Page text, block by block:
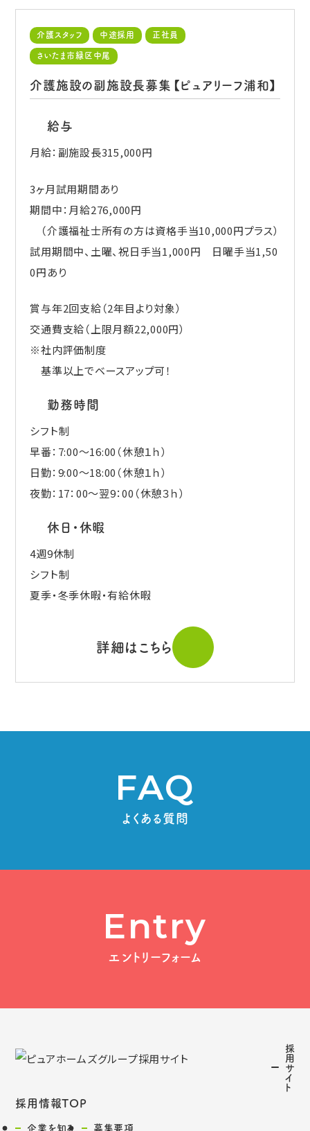
介護スタッフ 中途採用
正社員
さいたま市緑区中尾
介護施設の副施設長募集【ピュアリーフ浦和】
給与
月給：副施設長315,000円
3ヶ月試用期間あり
期間中：月給276,000円
（介護福祉士所有の方は資格手当10,000円プラス）
試用期間中、土曜、祝日手当1,000円 日曜手当1,50
0円あり
賞与年2回支給（2年目より対象）
交通費支給（上限月額22,000円）
※社内評価制度
基準以上でベースアップ可！
勤務時間
シフト制
早番：7:00～16:00（休憩１ｈ）
日勤：9:00～18:00（休憩１ｈ）
夜勤：17：00～翌9：00（休憩３ｈ）
休日・休暇
4週9休制
シフト制
夏季・冬季休暇・有給休暇
詳細はこちら
FAQ
よくある質問
Entry
エントリーフォーム
採
用
サ
イ
ト
採用情報TOP
企業を知る 募集要項